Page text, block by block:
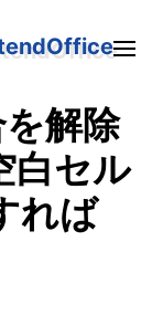
解除
白セル
れば